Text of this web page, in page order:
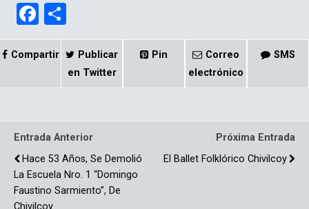
F
a
ce
k
o
m
p
Compartir
Publicar
en Twitter
Pin
Correo
electrónico
SMS
Entrada Anterior
Hace 53 Años, Se Demolió
La Escuela Nro. 1 “Domingo
Faustino Sarmiento”, De
Chivilcoy
Próxima Entrada
El Ballet Folklórico Chivilcoy